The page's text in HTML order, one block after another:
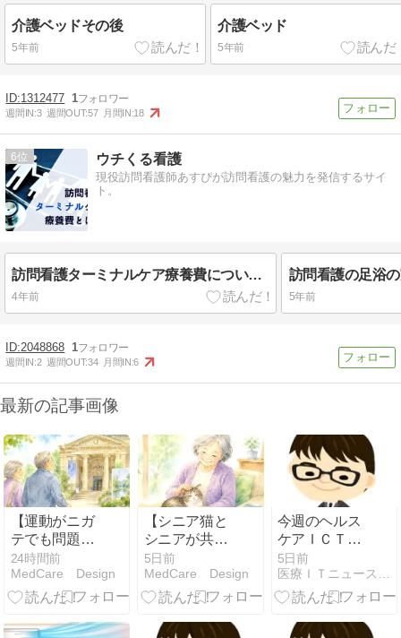
介護ベッドその後
5年前
介護ベッド
5年前
1312477 1
週間IN:3 週間OUT:57 月間IN:18
6 ウチくる看護
現役訪問看護師あすぴが訪問看護の魅力を発信するサイ
ト。
訪問看護ターミナルケア療養費について事例とともに詳しく解説します！
4年前 5年前
2048868 1
週間IN:2 週間OUT:34 月間IN:6
最新の記事画像
【運動がニガ
テでも問題な
し】 シニア世
代のフレイル
予防はお出か
処方・博物館
24時間前
MedCare Design
【シニア猫と
シニアが共に
暮らす】｜新
潟市「シニア
for シニア」に
猫が高齢者の
5日前
MedCare Design
今週のヘルス
ケアＩＣＴニ
ュース、医療
ＩＣＴニュー
ス
5日前